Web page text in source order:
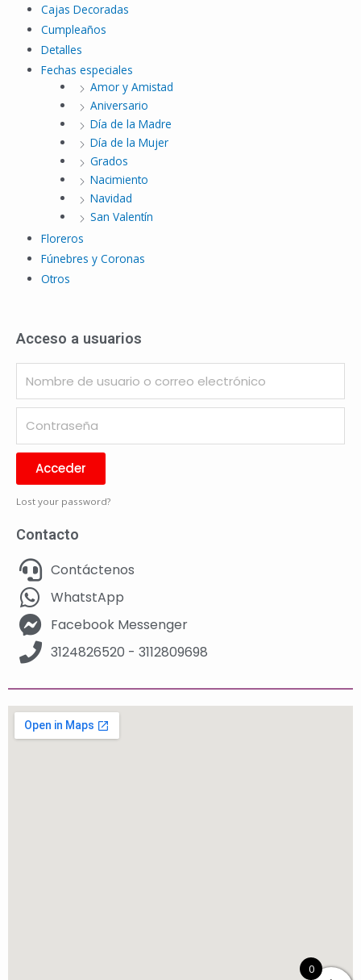
Cajas Decoradas
Cumpleaños
Detalles
Fechas especiales
Amor y Amistad
Aniversario
Día de la Madre
Día de la Mujer
Grados
Nacimiento
Navidad
San Valentín
Floreros
Fúnebres y Coronas
Otros
Acceso a usuarios
Acceder
Lost your password?
Contacto
Contáctenos
WhatstApp
Facebook Messenger
3124826520 - 3112809698
0